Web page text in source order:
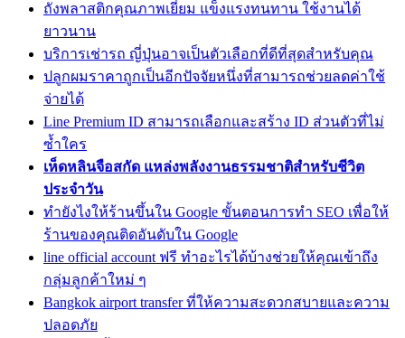
ถังพลาสติกคุณภาพเยี่ยม แข็งแรงทนทาน ใช้งานได้
ยาวนาน
บริการเช่ารถ ญี่ปุ่นอาจเป็นตัวเลือกที่ดีที่สุดสำหรับคุณ
ปลูกผมราคาถูกเป็นอีกปัจจัยหนึ่งที่สามารถช่วยลดค่าใช้
จ่ายได้
Line Premium ID สามารถเลือกและสร้าง ID ส่วนตัวที่ไม่
ซ้ำใคร
เห็ดหลินจือสกัด แหล่งพลังงานธรรมชาติสำหรับชีวิต
ประจำวัน
ทํายังไงให้ร้านขึ้นใน Google ขั้นตอนการทำ SEO เพื่อให้
ร้านของคุณติดอันดับใน Google
line official account ฟรี ทำอะไรได้บ้างช่วยให้คุณเข้าถึง
กลุ่มลูกค้าใหม่ ๆ
Bangkok airport transfer ที่ให้ความสะดวกสบายและความ
ปลอดภัย